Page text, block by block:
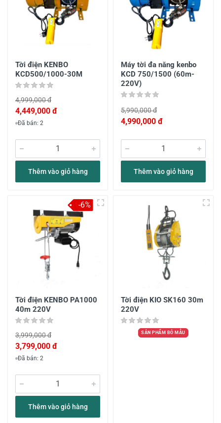
Tời điện KENBO
KCD500/1000-30M
4,999,000 đ
4,449,000 đ
Đã bán: 2
Thêm vào giỏ hàng
Máy tời đa năng kenbo
KCD 750/1500 (60m-
220V)
5,990,000 đ
4,990,000 đ
Thêm vào giỏ hàng
Tời điện KENBO PA1000
40m 220V
3,999,000 đ
3,799,000 đ
Đã bán: 2
Thêm vào giỏ hàng
-6%
Tời điện KIO SK160 30m
220V
SẢN PHẨM BỎ MẪU